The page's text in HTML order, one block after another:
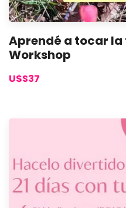
Aprendé a tocar
Workshop
U$S37